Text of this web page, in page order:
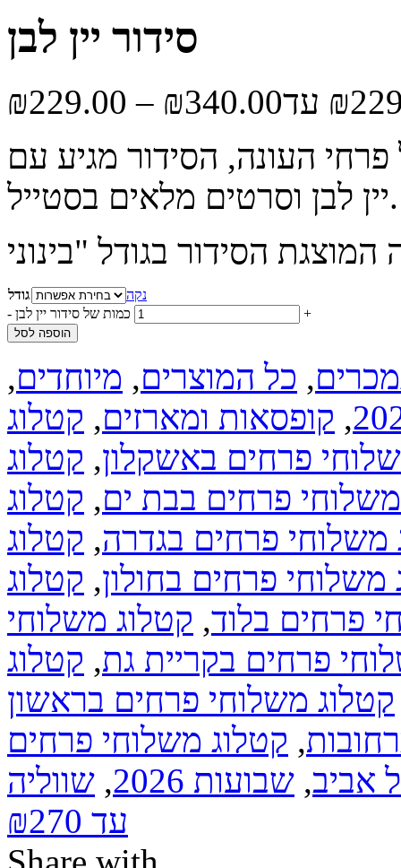
סידור יין לבן
₪229.00 – ₪340.00
פרחי העונה, הסידור מגיע עם
יין לבן וסרטים מלאים בסטייל.
גודל
נקה
- כמות של סידור יין לבן +
הוספה לסל
, כל המוצרים, מיוחדים,
, קופסאות ומארזים, קטלוג
פרחים באשקלון, קטלוג
פרחים בבת ים, קטלוג
משלוחי פרחים בגדרה, קטלוג
משלוחי פרחים בחולון, קטלוג
פרחים בלוד, קטלוג משלוחי
פרחים בקריית גת, קטלוג
קטלוג משלוחי פרחים בראשון
, קטלוג משלוחי פרחים
אביב, שבועות 2026 , שווליה
עד ₪270